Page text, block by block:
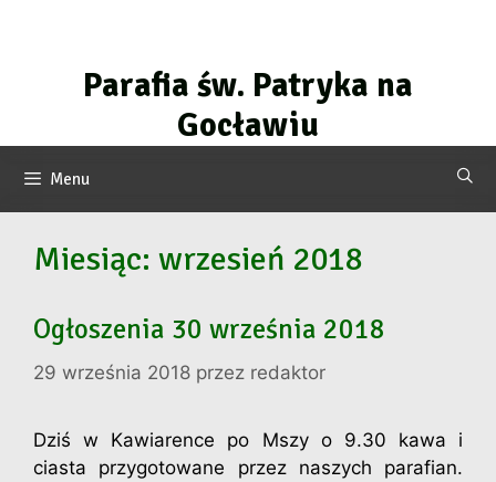
Parafia św. Patryka na
Gocławiu
Menu
Miesiąc: wrzesień 2018
Ogłoszenia 30 września 2018
29 września 2018 przez redaktor
Dziś w Kawiarence po Mszy o 9.30 kawa i
ciasta przygotowane przez naszych parafian.